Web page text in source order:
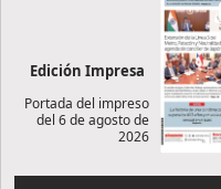
Edición Impresa
Portada del impreso
del 6 de agosto de
2026